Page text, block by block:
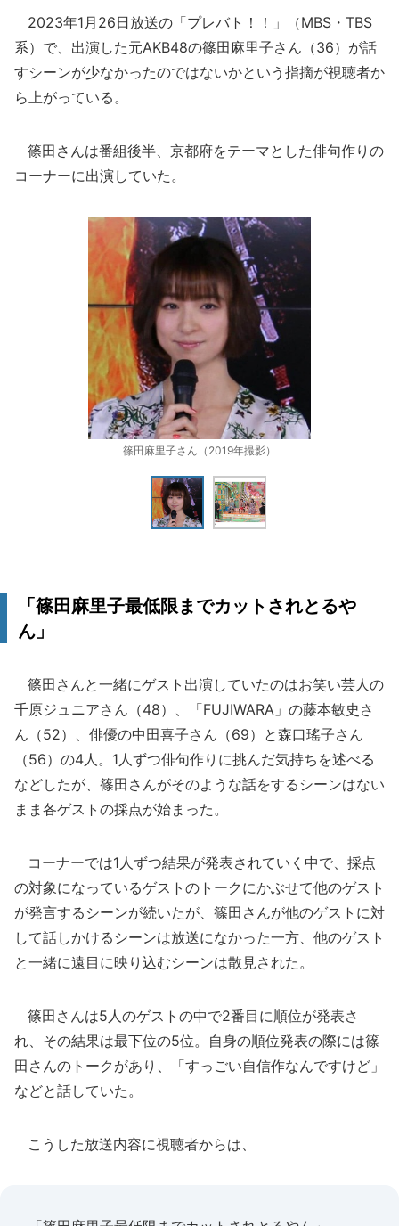
2023年1月26日放送の「プレバト！！」（MBS・TBS
系）で、出演した元AKB48の篠田麻里子さん（36）が話
すシーンが少なかったのではないかという指摘が視聴者か
ら上がっている。
篠田さんは番組後半、京都府をテーマとした俳句作りの
コーナーに出演していた。
篠田麻里子さん（2019年撮影）
「篠田麻里子最低限までカットされとるや
ん」
篠田さんと一緒にゲスト出演していたのはお笑い芸人の
千原ジュニアさん（48）、「FUJIWARA」の藤本敏史さ
ん（52）、俳優の中田喜子さん（69）と森口瑤子さん
（56）の4人。1人ずつ俳句作りに挑んだ気持ちを述べる
などしたが、篠田さんがそのような話をするシーンはない
まま各ゲストの採点が始まった。
コーナーでは1人ずつ結果が発表されていく中で、採点
の対象になっているゲストのトークにかぶせて他のゲスト
が発言するシーンが続いたが、篠田さんが他のゲストに対
して話しかけるシーンは放送になかった一方、他のゲスト
と一緒に遠目に映り込むシーンは散見された。
篠田さんは5人のゲストの中で2番目に順位が発表さ
れ、その結果は最下位の5位。自身の順位発表の際には篠
田さんのトークがあり、「すっごい自信作なんですけど」
などと話していた。
こうした放送内容に視聴者からは、